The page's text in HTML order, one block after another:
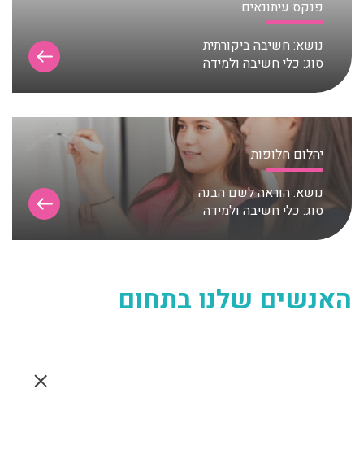
פנקס עיתונאים
נושא: חשיבה ביקורתית
סוג: כלי חשיבה ולמידה
יהלום חלופות
נושא:הוראה לשם הבנה
סוג: כלי חשיבה ולמידה
האנשים שלנו בתחום